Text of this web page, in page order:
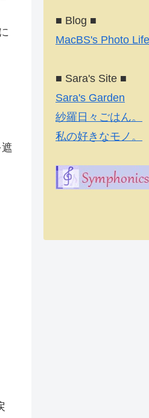
■ Blog ■
MacBS's Photo Life
■ Sara's Site ■
Sara's Garden
紗羅日々ごはん。
私の好きなモノ。